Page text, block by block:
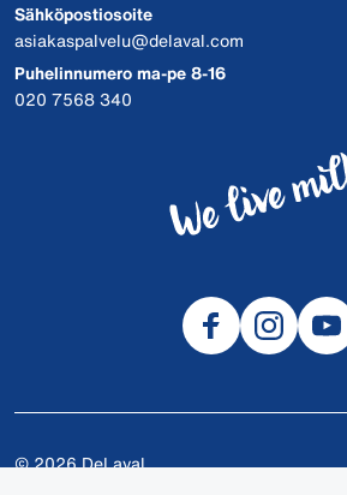
Sähköpostiosoite
asiakaspalvelu@delaval.com
Puhelinnumero ma-pe 8-16
020 7568 340
© 2026 DeLaval